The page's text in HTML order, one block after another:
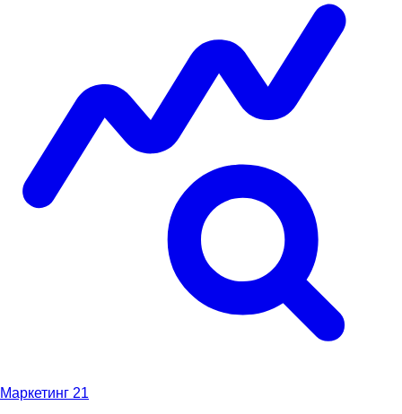
Маркетинг 21